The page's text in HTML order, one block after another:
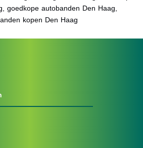
goedkope autobanden Den Haag,
kopen Den Haag